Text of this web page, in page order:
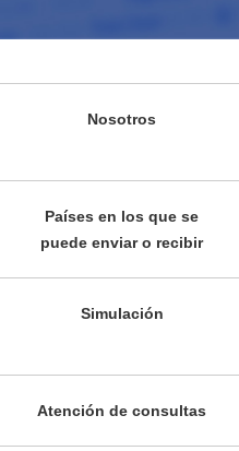
Nosotros
Países en los que se
puede enviar o recibir
Simulación
Atención de consultas